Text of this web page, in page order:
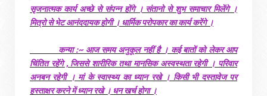
सृजनात्मक कार्य अच्छे से संपन्न होंगे । संतानो से शुभ समाचार मिलेंगे ।
मित्रो से भेट आनंददायक होगी । धार्मिक परोपकार का कार्य करेंगे ।
कन्या :~ आज समय अनुकूल नहीं है । कई बातों को लेकर आप
चिंतित रहेंगे , जिससे शारीरिक तथा मानसिक अस्वस्थता रहेगी । परिवार
अनबन रहेगी । मां के स्वास्थ्य का ध्यान रखे । किसी भी दस्तावेज पर
हस्ताक्षर करने में ध्यान रखे । धन खर्च होगा ।